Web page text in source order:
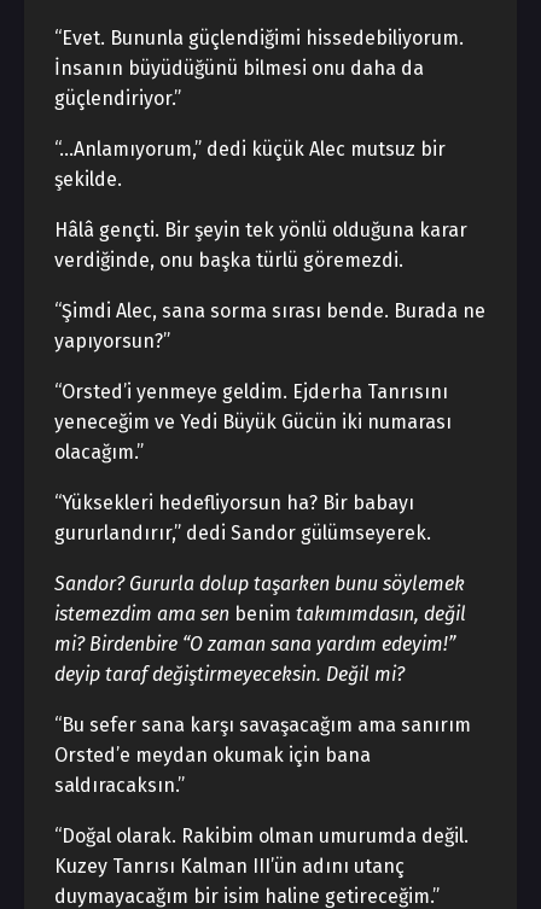
“Evet. Bununla güçlendiğimi hissedebiliyorum.
İnsanın büyüdüğünü bilmesi onu daha da
güçlendiriyor.”
“…Anlamıyorum,” dedi küçük Alec mutsuz bir
şekilde.
Hâlâ gençti. Bir şeyin tek yönlü olduğuna karar
verdiğinde, onu başka türlü göremezdi.
“Şimdi Alec, sana sorma sırası bende. Burada ne
yapıyorsun?”
“Orsted’i yenmeye geldim. Ejderha Tanrısını
yeneceğim ve Yedi Büyük Gücün iki numarası
olacağım.”
“Yüksekleri hedefliyorsun ha? Bir babayı
gururlandırır,” dedi Sandor gülümseyerek.
Sandor? Gururla dolup taşarken bunu söylemek
istemezdim ama sen benim takımımdasın, değil
mi? Birdenbire “O zaman sana yardım edeyim!”
deyip taraf değiştirmeyeceksin. Değil mi?
“Bu sefer sana karşı savaşacağım ama sanırım
Orsted’e meydan okumak için bana
saldıracaksın.”
“Doğal olarak. Rakibim olman umurumda değil.
Kuzey Tanrısı Kalman III’ün adını utanç
duymayacağım bir isim haline getireceğim.”